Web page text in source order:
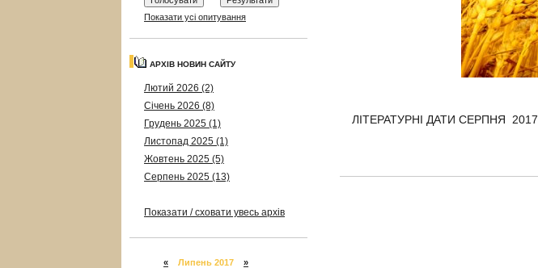
Показати усі опитування
АРХІВ НОВИН САЙТУ
Лютий 2026 (2)
Січень 2026 (8)
Грудень 2025 (1)
Листопад 2025 (1)
Жовтень 2025 (5)
Серпень 2025 (13)
Показати / сховати увесь архів
« Липень 2017 »
ЛІТЕРАТУРНІ ДАТИ СЕРПНЯ 2017